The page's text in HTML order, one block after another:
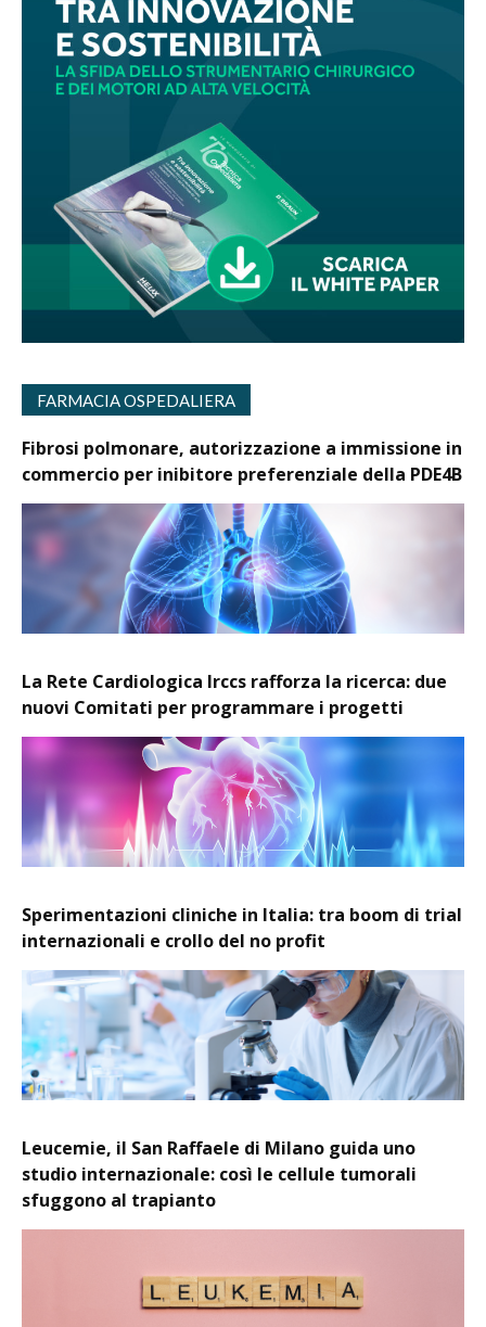
FARMACIA OSPEDALIERA
Fibrosi polmonare, autorizzazione a immissione in
commercio per inibitore preferenziale della PDE4B
La Rete Cardiologica Irccs rafforza la ricerca: due
nuovi Comitati per programmare i progetti
Sperimentazioni cliniche in Italia: tra boom di trial
internazionali e crollo del no profit
Leucemie, il San Raffaele di Milano guida uno
studio internazionale: così le cellule tumorali
sfuggono al trapianto